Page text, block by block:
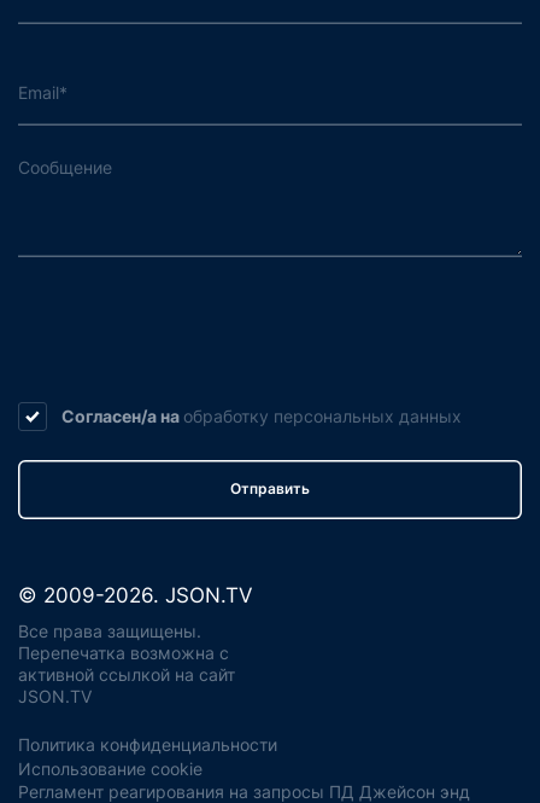
Согласен/а на обработку персональных данных
Отправить
© 2009-2026. JSON.TV
Все права защищены.
Перепечатка возможна с
активной ссылкой на сайт
JSON.TV
Политика конфиденциальности
Использование cookie
Регламент реагирования на запросы ПД Джейсон энд